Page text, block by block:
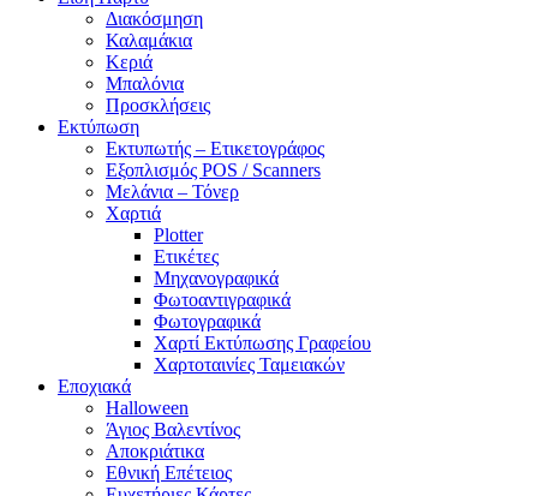
Διακόσμηση
Καλαμάκια
Κεριά
Μπαλόνια
Προσκλήσεις
Εκτύπωση
Εκτυπωτής – Ετικετογράφος
Εξοπλισμός POS / Scanners
Μελάνια – Τόνερ
Χαρτιά
Plotter
Ετικέτες
Μηχανογραφικά
Φωτοαντιγραφικά
Φωτογραφικά
Χαρτί Εκτύπωσης Γραφείου
Χαρτοταινίες Ταμειακών
Εποχιακά
Halloween
Άγιος Βαλεντίνος
Αποκριάτικα
Εθνική Επέτειος